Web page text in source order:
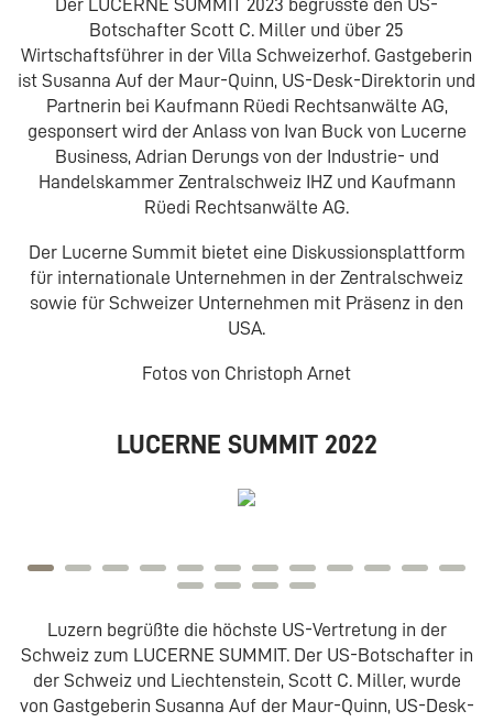
Der LUCERNE SUMMIT 2023 begrüsste den US-
Botschafter Scott C. Miller und über 25
Wirtschaftsführer in der Villa Schweizerhof. Gastgeberin
ist Susanna Auf der Maur-Quinn, US-Desk-Direktorin und
Partnerin bei Kaufmann Rüedi Rechtsanwälte AG,
gesponsert wird der Anlass von Ivan Buck von Lucerne
Business, Adrian Derungs von der Industrie- und
Handelskammer Zentralschweiz IHZ und Kaufmann
Rüedi Rechtsanwälte AG.
Der Lucerne Summit bietet eine Diskussionsplattform
für internationale Unternehmen in der Zentralschweiz
sowie für Schweizer Unternehmen mit Präsenz in den
USA.
Fotos von Christoph Arnet
LUCERNE SUMMIT 2022
Luzern begrüßte die höchste US-Vertretung in der
Schweiz zum LUCERNE SUMMIT. Der US-Botschafter in
der Schweiz und Liechtenstein, Scott C. Miller, wurde
von Gastgeberin Susanna Auf der Maur-Quinn, US-Desk-